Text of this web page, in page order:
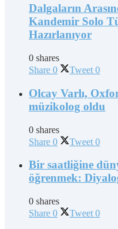
Dalgaların
Kandemir Solo
Hazırlanıyor
0 shares
Share 0 Tweet 0
Olcay Varlı,
müzikolog oldu
0 shares
Share 0 Tweet 0
Bir saatliğine
öğrenmek:
0 shares
Share 0 Tweet 0